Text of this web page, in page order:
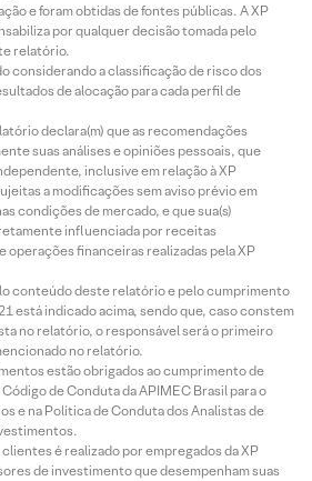
e foram obtidas de fontes públicas. A XP
por qualquer decisão tomada pelo
relatório.
considerando a classificação de risco dos
de alocação para cada perfil de
declara(m) que as recomendações
suas análises e opiniões pessoais, que
inclusive em relação à XP
a modificações sem aviso prévio em
condições de mercado, e que sua(s)
influenciada por receitas
operações financeiras realizadas pela XP
conteúdo deste relatório e pelo cumprimento
está indicado acima, sendo que, caso constem
no relatório, o responsável será o primeiro
no relatório.
estão obrigados ao cumprimento de
de Conduta da APIMEC Brasil para o
e na Política de Conduta dos Analistas de
é realizado por empregados da XP
de investimento que desempenham suas